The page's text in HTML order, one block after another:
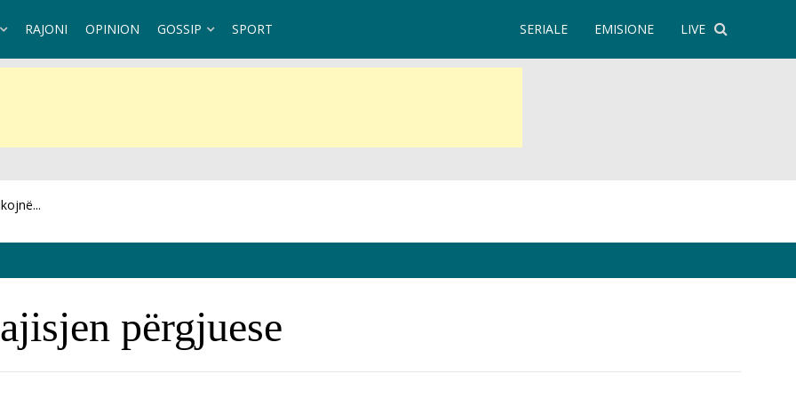
RAJONI OPINION GOSSIP SPORT LIVE
EMISIONE
SERIALE
teknik
përgjuese